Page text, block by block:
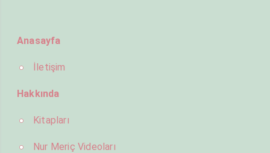
Anasayfa
İletişim
Hakkında
Kitapları
Nur Meriç Videoları